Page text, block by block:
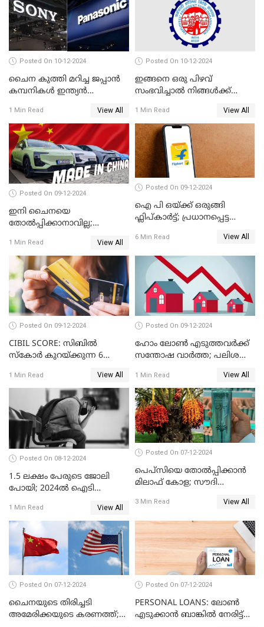
Posted On 10-12-2024
ചൈന കുത്തി മറിച്ച ജപ്പാൻ
കമ്പനികൾ ഇന്ത്യൻ
വീണ്ടും മുന്നിൽ
1 Min Read View All
Posted On 10-12-2024
ഇങ്ങനെ ഒരു പിഴവ്
സംഭവിച്ചാൽ നിങ്ങൾക്ക്
1 Min Read View All
Posted On 09-12-2024
ഇനി ചൈനയെ
തോൽപ്പിക്കാനാവില്ല;
അമേരിക്കയേയും ഞെട്ടിച്ച്
ചൈനീസ് കാറുകൾ
1 Min Read View All
Posted On 09-12-2024
ഐ പി ഒയ്ക്ക് ഒരുങ്ങി
ഫ്ലിപ്കാർട്ട്; പ്രധാനപ്പെട്ട
6 Min Read View All
Posted On 09-12-2024
CIBIL SCORE: സിബിൽ
സ്കോർ കുറയ്ക്കുന്ന 6
1 Min Read View All
Posted On 09-12-2024
ഹോം ലോൺ എടുത്തവർക്ക്
സന്തോഷ വാർത്ത; പലിശ
1 Min Read View All
Posted On 08-12-2024
1.5 ലക്ഷം പേരുടെ ജോലി
പോയി; 2024ൽ ഐടി
1 Min Read View All
Posted On 07-12-2024
പെപ്സിയെ തോൽപ്പിക്കാൻ
മിലാഫ് കോള; സൗദി
കോളയേക്കുറിച്ച് അറിയാം
3 Min Read View All
Posted On 07-12-2024
ചൈനയുടെ തിരിച്ചടി
അമേരിക്കയുടെ കരണത്ത്;
Posted On 07-12-2024
PERSONAL LOANS: ലോൺ
എടുക്കാൻ ബാങ്കിൽ നേരിട്ട്